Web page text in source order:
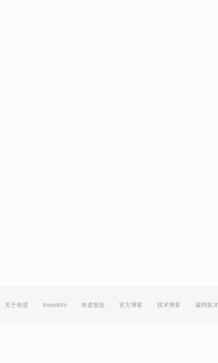
关于有道 Investors 有道智选 官方博客 技术博客 诚聘英才